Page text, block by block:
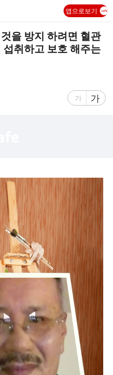
앱으로보기
을 방지 하려면 혈관
취하고 보호 해주는
글
가
글
자
가